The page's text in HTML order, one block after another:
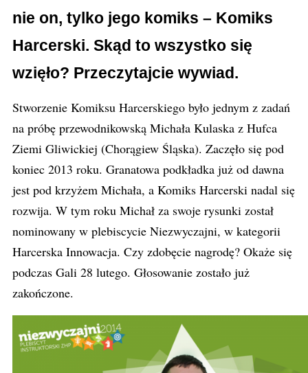
nie on, tylko jego komiks – Komiks
Harcerski. Skąd to wszystko się
wzięło? Przeczytajcie wywiad.
Stworzenie Komiksu Harcerskiego było jednym z zadań
na próbę przewodnikowską Michała Kulaska z Hufca
Ziemi Gliwickiej (Chorągiew Śląska). Zaczęło się pod
koniec 2013 roku. Granatowa podkładka już od dawna
jest pod krzyżem Michała, a Komiks Harcerski nadal się
rozwija. W tym roku Michał za swoje rysunki został
nominowany w plebiscycie Niezwyczajni, w kategorii
Harcerska Innowacja. Czy zdobęcie nagrodę? Okaże się
podczas Gali 28 lutego. Głosowanie zostało już
zakończone.